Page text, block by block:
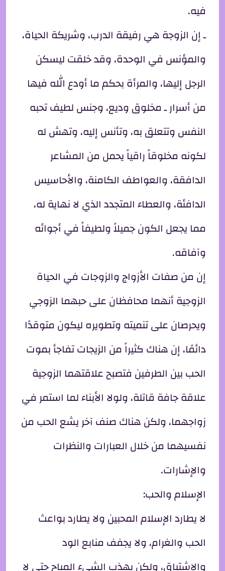
فيه.
ـ إن الزوجة هي رفيقة الدرب، وشريكة الحياة،
والمؤنس في الوحدة، وقد خلقت ليسكن
الرجل إليها، والمرأة بحكم ما أودع الله فيها
من أسرار ـ مخلوق وديع، وجنس لطيف تحبه
النفس وتتعلق به، وتأنس إليه، وتهش له
لكونه مخلوقاً راقياً يحمل من المشاعر
الدافقة، والعواطف الكامنة، والأحاسيس
الدافئة، والعطاء المتجدد الذي لا نهاية له،
مما يجعل الكون جميلاً ولطيفاً في أجوائه
وآفاقه.
إن من صفات الأزواج والزوجات في الحياة
الزوجية أنهما محافظان على حبهما الزوجي
ويحرصان على تنميته وتطويره ليكون متوقدًا
دائمًا، إن هناك كثيراً من الزيجات تفاجأ بموت
الحب بين الطرفين فتصبح علاقتهما الزوجية
علاقة جافة قاتلة، ولولا الأبناء لما استمر في
زواجهما، ولكن هناك صنف آخر يشع الحب من
نفسيهما من خلال العبارات والنظرات
والإشارات.
الإسلام والحب:
لا يطارد الإسلام المحبين ولا يطارد بواعث
الحب والغرام، ولا يجفف منابع الود
والاشتياق، ولكن يهذب الشيء المباح حتى لا